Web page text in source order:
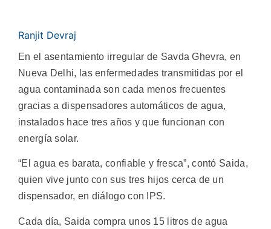
Ranjit Devraj
En el asentamiento irregular de Savda Ghevra, en
Nueva Delhi, las enfermedades transmitidas por el
agua contaminada son cada menos frecuentes
gracias a dispensadores automáticos de agua,
instalados hace tres años y que funcionan con
energía solar.
“El agua es barata, confiable y fresca”, contó Saida,
quien vive junto con sus tres hijos cerca de un
dispensador, en diálogo con IPS.
Cada día, Saida compra unos 15 litros de agua